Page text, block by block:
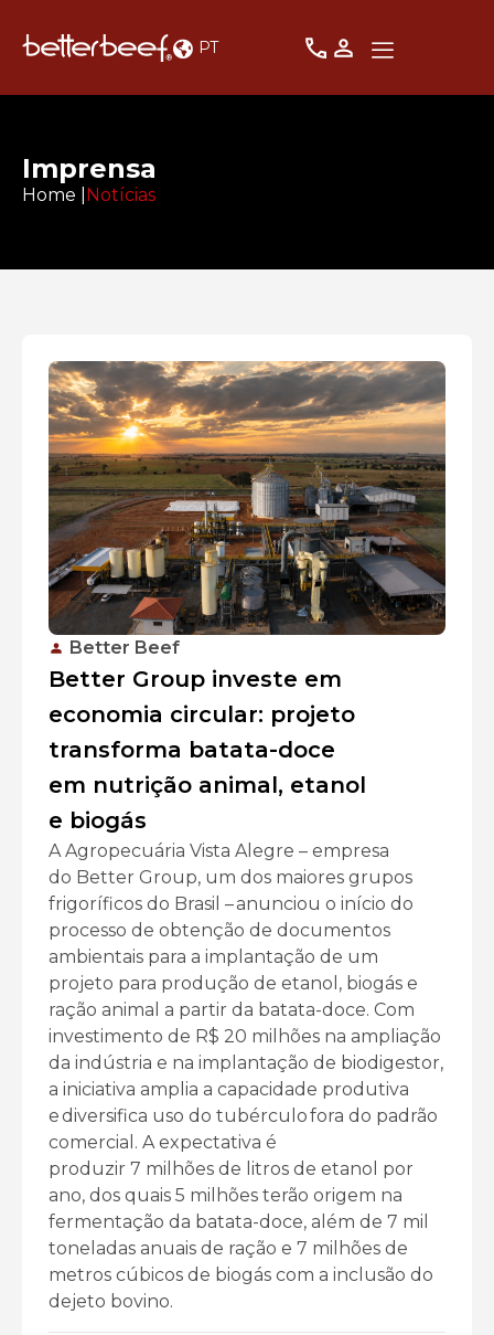
PT
Imprensa
Home | Notícias
Better Beef
Better Group investe em
economia circular: projeto
transforma batata-doce
em nutrição animal, etanol
e biogás
A Agropecuária Vista Alegre – empresa
do Better Group, um dos maiores grupos
frigoríficos do Brasil – anunciou o início do
processo de obtenção de documentos
ambientais para a implantação de um
projeto para produção de etanol, biogás e
ração animal a partir da batata-doce. Com
investimento de R$ 20 milhões na ampliação
da indústria e na implantação de biodigestor,
a iniciativa amplia a capacidade produtiva
e diversifica uso do tubérculo fora do padrão
comercial. A expectativa é
produzir 7 milhões de litros de etanol por
ano, dos quais 5 milhões terão origem na
fermentação da batata-doce, além de 7 mil
toneladas anuais de ração e 7 milhões de
metros cúbicos de biogás com a inclusão do
dejeto bovino.